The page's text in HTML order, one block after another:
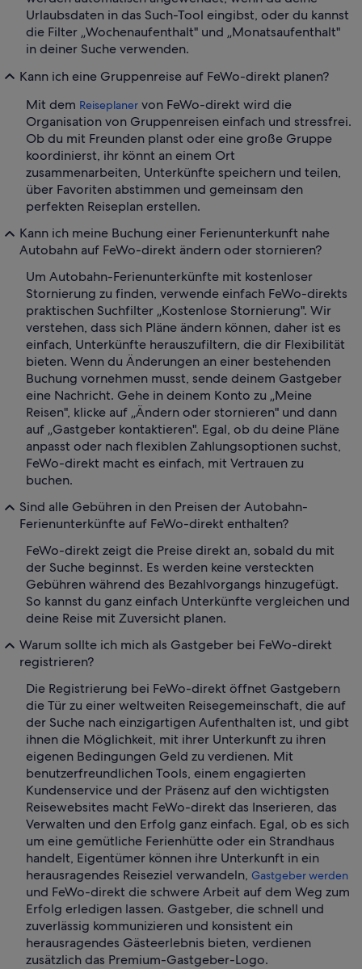
Urlaubsdaten in das Such-Tool eingibst, oder du kannst
die Filter „Wochenaufenthalt" und „Monatsaufenthalt"
in deiner Suche verwenden.
Kann ich eine Gruppenreise auf FeWo-direkt planen?
Mit dem Reiseplaner von FeWo-direkt wird die
Organisation von Gruppenreisen einfach und stressfrei.
Ob du mit Freunden planst oder eine große Gruppe
koordinierst, ihr könnt an einem Ort
zusammenarbeiten, Unterkünfte speichern und teilen,
über Favoriten abstimmen und gemeinsam den
perfekten Reiseplan erstellen.
Kann ich meine Buchung einer Ferienunterkunft nahe
Autobahn auf FeWo-direkt ändern oder stornieren?
Um Autobahn-Ferienunterkünfte mit kostenloser
Stornierung zu finden, verwende einfach FeWo-direkts
praktischen Suchfilter „Kostenlose Stornierung". Wir
verstehen, dass sich Pläne ändern können, daher ist es
einfach, Unterkünfte herauszufiltern, die dir Flexibilität
bieten. Wenn du Änderungen an einer bestehenden
Buchung vornehmen musst, sende deinem Gastgeber
eine Nachricht. Gehe in deinem Konto zu „Meine
Reisen", klicke auf „Ändern oder stornieren" und dann
auf „Gastgeber kontaktieren". Egal, ob du deine Pläne
anpasst oder nach flexiblen Zahlungsoptionen suchst,
FeWo-direkt macht es einfach, mit Vertrauen zu
buchen.
Sind alle Gebühren in den Preisen der Autobahn-
Ferienunterkünfte auf FeWo-direkt enthalten?
FeWo-direkt zeigt die Preise direkt an, sobald du mit
der Suche beginnst. Es werden keine versteckten
Gebühren während des Bezahlvorgangs hinzugefügt.
So kannst du ganz einfach Unterkünfte vergleichen und
deine Reise mit Zuversicht planen.
Warum sollte ich mich als Gastgeber bei FeWo-direkt
registrieren?
Die Registrierung bei FeWo-direkt öffnet Gastgebern
die Tür zu einer weltweiten Reisegemeinschaft, die auf
der Suche nach einzigartigen Aufenthalten ist, und gibt
ihnen die Möglichkeit, mit ihrer Unterkunft zu ihren
eigenen Bedingungen Geld zu verdienen. Mit
benutzerfreundlichen Tools, einem engagierten
Kundenservice und der Präsenz auf den wichtigsten
Reisewebsites macht FeWo-direkt das Inserieren, das
Verwalten und den Erfolg ganz einfach. Egal, ob es sich
um eine gemütliche Ferienhütte oder ein Strandhaus
handelt, Eigentümer können ihre Unterkunft in ein
herausragendes Reiseziel verwandeln, Gastgeber werden
und FeWo-direkt die schwere Arbeit auf dem Weg zum
Erfolg erledigen lassen. Gastgeber, die schnell und
zuverlässig kommunizieren und konsistent ein
herausragendes Gästeerlebnis bieten, verdienen
zusätzlich das Premium-Gastgeber-Logo.